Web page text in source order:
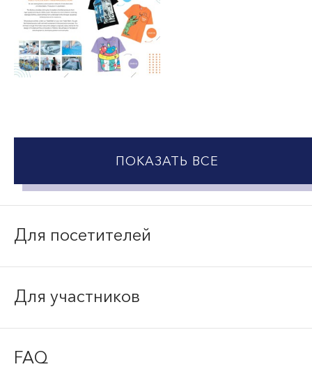
ПОКАЗАТЬ ВСЕ
Для посетителей
Для участников
FAQ